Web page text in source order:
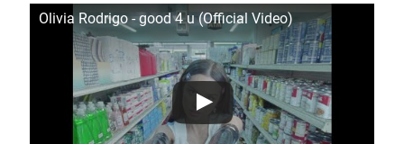
Olivia Rodrigo - good 4 u (Official Video)